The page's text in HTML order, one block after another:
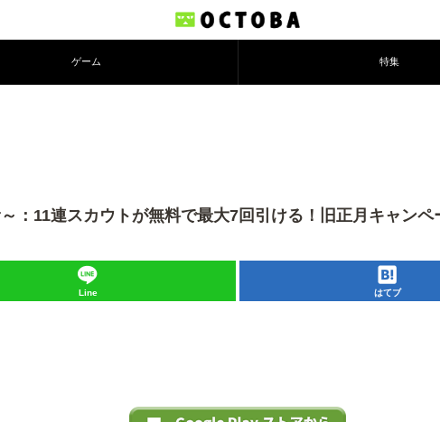
ゲーム 特集
11連スカウトが無料で最大7回引ける！旧正月キャンペ
Line はてブ